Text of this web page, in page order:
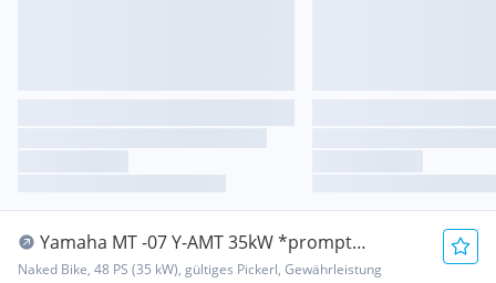
Yamaha MT -07 Y-AMT 35kW *prompt
verfügbar*
Naked Bike, 48 PS (35 kW), gültiges Pickerl, Gewährleistung